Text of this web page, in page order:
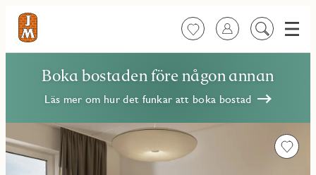
FavoriterLogga in
Sök
Meny
Boka bostaden före någon annan
Läs mer om hur det funkar att boka bostad